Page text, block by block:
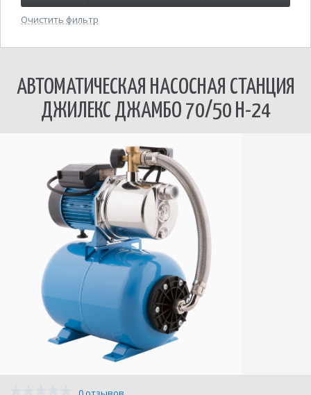
Очистить фильтр
АВТОМАТИЧЕСКАЯ НАСОСНАЯ СТАНЦИЯ
ДЖИЛЕКС ДЖАМБО 70/50 Н-24